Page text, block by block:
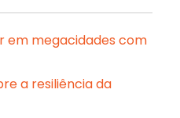
em megacidades com
a resiliência da